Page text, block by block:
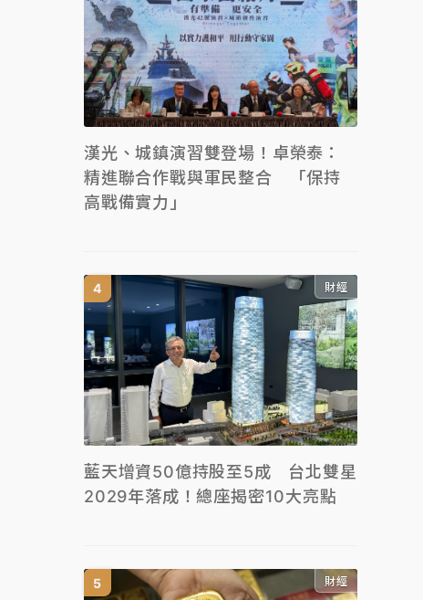
漢光、城鎮演習雙登場！卓榮泰：
精進聯合作戰與軍民整合 「保持
高戰備實力」
財經
藍天增資50億持股至5成 台北雙星
2029年落成！總座揭密10大亮點
財經